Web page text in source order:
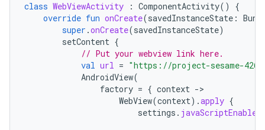
class WebViewActivity : ComponentActivity()
{
override fun onCreate(savedInstanceState :
super .onCreate(savedInstanceState)
setContent {
// Put your webview link here.
val url = "https://project-sesame-
AndroidView(
factory = { context -
WebView(context).apply {
settings . javaScriptEnabled